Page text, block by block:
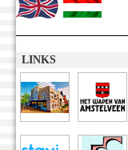
LINKS